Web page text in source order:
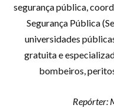
segurança pública,
Segurança Pública
universidades
gratuita e
bombeiros,
Repórter: